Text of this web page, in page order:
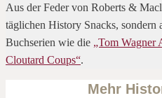
Aus der Feder von Roberts &
täglichen History Snacks, sondern
Buchserien wie die „Tom Wagner
Cloutard Coups“.
Mehr